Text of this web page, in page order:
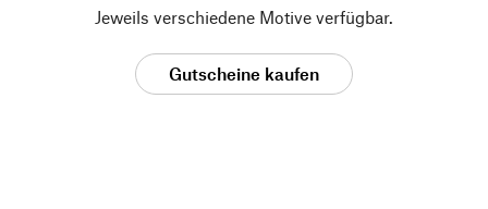
Jeweils verschiedene Motive verfügbar.
Gutscheine kaufen